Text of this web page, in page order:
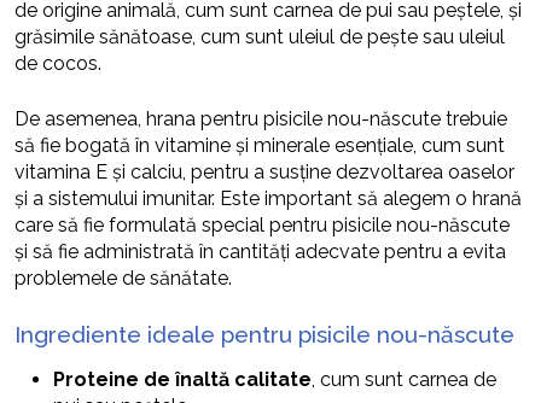
de origine animală, cum sunt carnea de pui sau peștele, și
grăsimile sănătoase, cum sunt uleiul de pește sau uleiul
de cocos.
De asemenea, hrana pentru pisicile nou-născute trebuie
să fie bogată în vitamine și minerale esențiale, cum sunt
vitamina E și calciu, pentru a susține dezvoltarea oaselor
și a sistemului imunitar. Este important să alegem o hrană
care să fie formulată special pentru pisicile nou-născute
și să fie administrată în cantități adecvate pentru a evita
problemele de sănătate.
Ingrediente ideale pentru pisicile nou-născute
Proteine de înaltă calitate , cum sunt carnea de